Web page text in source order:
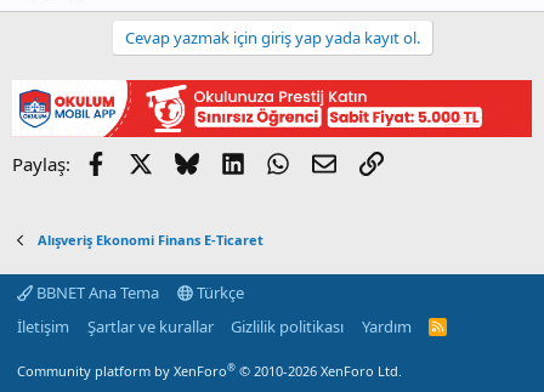
Cevap yazmak için giriş yap yada kayıt ol.
Paylaş: Facebook BlueskyLinkedInWhatsApp
E-postaLink
Alışveriş Ekonomi Finans E-Ticaret
BBNET Ana Tema
Türkçe
İletişim
Şartlar ve kurallar Gizlilik politikası Yardım
R
Community platform by XenForo® © 2010-2026 XenForo Ltd.